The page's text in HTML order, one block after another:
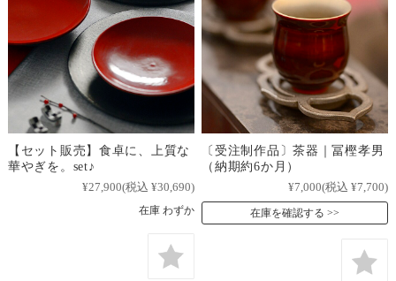
【セット販売】食卓に、上質な
華やぎを。set♪
¥27,900(税込 ¥30,690)
在庫 わずか
〔受注制作品〕茶器｜冨樫孝男
（納期約6か月）
¥7,000(税込 ¥7,700)
在庫を確認する